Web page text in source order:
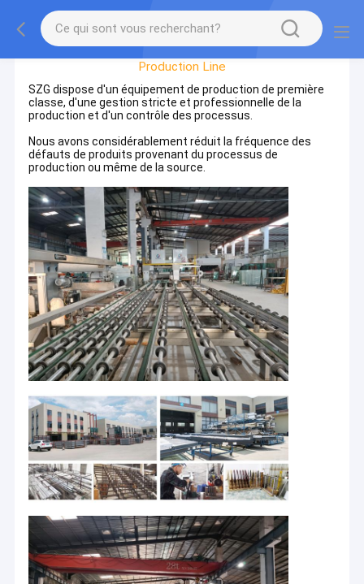
Visite De L'usine
Production Line
SZG dispose d'un équipement de production de première
classe, d'une gestion stricte et professionnelle de la
production et d'un contrôle des processus.
Nous avons considérablement réduit la fréquence des
défauts de produits provenant du processus de
production ou même de la source.